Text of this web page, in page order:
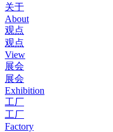
关于
About
观点
观点
View
展会
展会
Exhibition
工厂
工厂
Factory